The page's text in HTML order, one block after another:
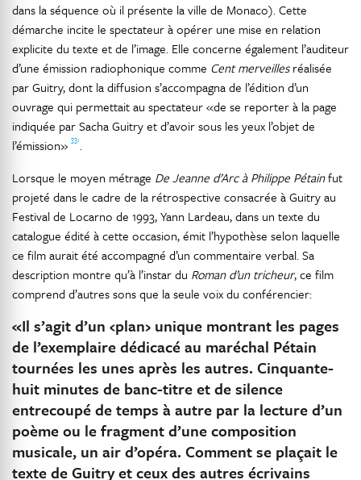
dans la séquence où il présente la ville de Monaco). Cette
démarche incite le spectateur à opérer une mise en relation
explicite du texte et de l’image. Elle concerne également l’auditeur
d’une émission radiophonique comme Cent merveillesréalisée
par Guitry, dont la diffusion s’accompagna de l’édition d’un
ouvrage qui permettait au spectateur «de se reporter à la page
indiquée par Sacha Guitry et d’avoir sous les yeux l’objet de
l’émission» 331.
Lorsque le moyen métrage De Jeanne d’Arc à Philippe Pétainfut
projeté dans le cadre de la rétrospective consacrée à Guitry au
Festival de Locarno de 1993, Yann Lardeau, dans un texte du
catalogue édité à cette occasion, émit l’hypothèse selon laquelle
ce film aurait été accompagné d’un commentaire verbal. Sa
description montre qu’à l’instar du Roman d’un tricheur, ce film
comprend d’autres sons que la seule voix du conférencier:
«Il s’agit d’un ‹plan› unique montrant les pages
de l’exemplaire dédicacé au maréchal Pétain
tournées les unes après les autres. Cinquante-
huit minutes de banc-titre et de silence
entrecoupé de temps à autre par la lecture d’un
poème ou le fragment d’une composition
musicale, un air d’opéra. Comment se plaçait le
texte de Guitry et ceux des autres écrivains